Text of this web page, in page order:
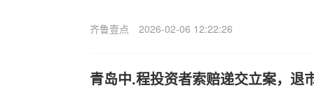
齐鲁壹点 2026-02-06 12:22:26
青岛中.程投资者索赔递交立案，退